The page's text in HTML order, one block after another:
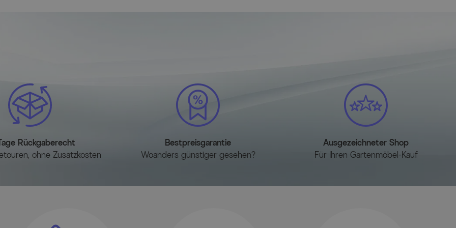
Rückgaberecht
ohne Zusatzkosten
Bestpreisgarantie
Woanders günstiger gesehen?
Ausgezeichneter Shop
Für Ihren Gartenmöbel-Kauf